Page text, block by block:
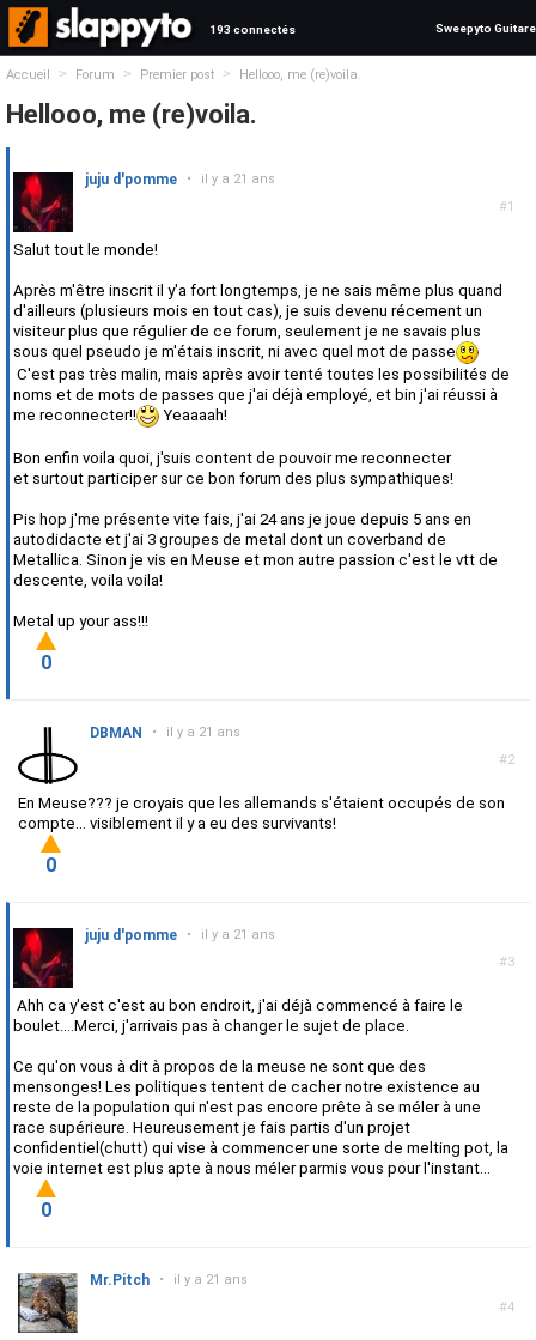
193 connectés Sweepyto Guitare
Accueil > Forum > Premier post > Hellooo, me (re)voila.
Hellooo, me (re)voila.
#1
juju d'pomme • il y a 21 ans
Salut tout le monde!
Après m'être inscrit il y'a fort longtemps, je ne sais même plus quand
d'ailleurs (plusieurs mois en tout cas), je suis devenu récement un
visiteur plus que régulier de ce forum, seulement je ne savais plus
sous quel pseudo je m'étais inscrit, ni avec quel mot de passe
C'est pas très malin, mais après avoir tenté toutes les possibilités de
noms et de mots de passes que j'ai déjà employé, et bin j'ai réussi à
me reconnecter!!
Yeaaaah!
Bon enfin voila quoi, j'suis content de pouvoir me reconnecter
et surtout participer sur ce bon forum des plus sympathiques!
Pis hop j'me présente vite fais, j'ai 24 ans je joue depuis 5 ans en
autodidacte et j'ai 3 groupes de metal dont un coverband de
Metallica. Sinon je vis en Meuse et mon autre passion c'est le vtt de
descente, voila voila!
Metal up your ass!!!
0
#2
DBMAN • il y a 21 ans
En Meuse??? je croyais que les allemands s'étaient occupés de son
compte... visiblement il y a eu des survivants!
0
#3
juju d'pomme • il y a 21 ans
Ahh ca y'est c'est au bon endroit, j'ai déjà commencé à faire le
boulet....Merci, j'arrivais pas à changer le sujet de place.
Ce qu'on vous à dit à propos de la meuse ne sont que des
mensonges! Les politiques tentent de cacher notre existence au
reste de la population qui n'est pas encore prête à se méler à une
race supérieure. Heureusement je fais partis d'un projet
confidentiel(chutt) qui vise à commencer une sorte de melting pot, la
voie internet est plus apte à nous méler parmis vous pour l'instant...
0
#4
Mr.Pitch • il y a 21 ans